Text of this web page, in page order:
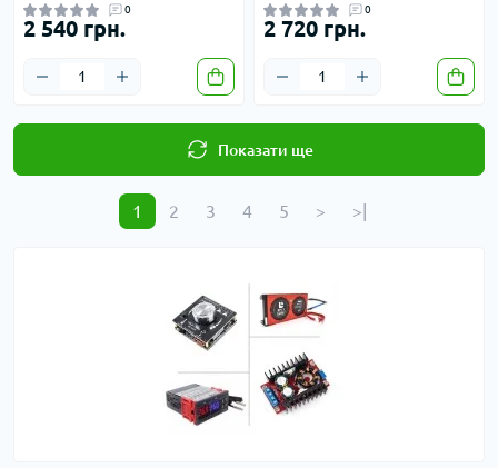
0
2 540 грн.
0
2 720 грн.
Показати ще
1 2 3 4 5 > >|